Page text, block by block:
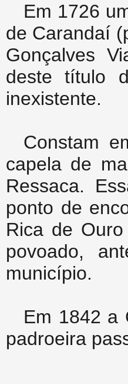
Em 1726
de Carandaí
Gonçalves
deste título
inexistente.
Constam
capela de
Ressaca.
ponto de
Rica de
povoado,
município.
Em 1842 a
padroeira